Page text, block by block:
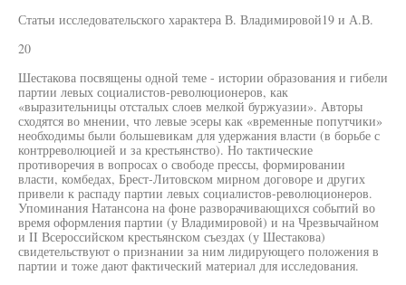
Статьи исследовательского характера В. Владимировой19 и А.В.
20
Шестакова посвящены одной теме - истории образования и гибели
партии левых социалистов-революционеров, как
«выразительницы отсталых слоев мелкой буржуазии». Авторы
сходятся во мнении, что левые эсеры как «временные попутчики»
необходимы были большевикам для удержания власти (в борьбе с
контрреволюцией и за крестьянство). Но тактические
противоречия в вопросах о свободе прессы, формировании
власти, комбедах, Брест-Литовском мирном договоре и других
привели к распаду партии левых социалистов-революционеров.
Упоминания Натансона на фоне разворачивающихся событий во
время оформления партии (у Владимировой) и на Чрезвычайном
и II Всероссийском крестьянском съездах (у Шестакова)
свидетельствуют о признании за ним лидирующего положения в
партии и тоже дают фактический материал для исследования.